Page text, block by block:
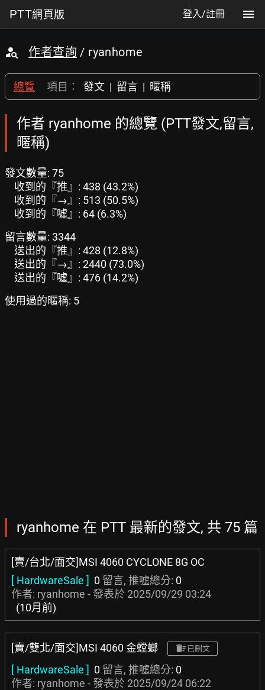
PTT網頁版 登入/註冊
作者查詢 / ryanhome
總覽 項目： 發文 | 留言 | 暱稱
作者 ryanhome 的總覽 (PTT發文,留言,
暱稱)
發文數量: 75
收到的『推』: 438 (43.2%)
收到的『→』: 513 (50.5%)
收到的『噓』: 64 (6.3%)
留言數量: 3344
送出的『推』: 428 (12.8%)
送出的『→』: 2440 (73.0%)
送出的『噓』: 476 (14.2%)
使用過的暱稱: 5
ryanhome 在 PTT 最新的發文, 共 75 篇
[賣/台北/面交]MSI 4060 CYCLONE 8G OC
[ HardwareSale ] 0 留言, 推噓總分: 0
作者: ryanhome - 發表於 2025/09/29 03:24
(10月前)
[賣/雙北/面交]MSI 4060 金螳螂 已刪文
[ HardwareSale ] 0 留言, 推噓總分: 0
作者: ryanhome - 發表於 2025/09/24 06:22